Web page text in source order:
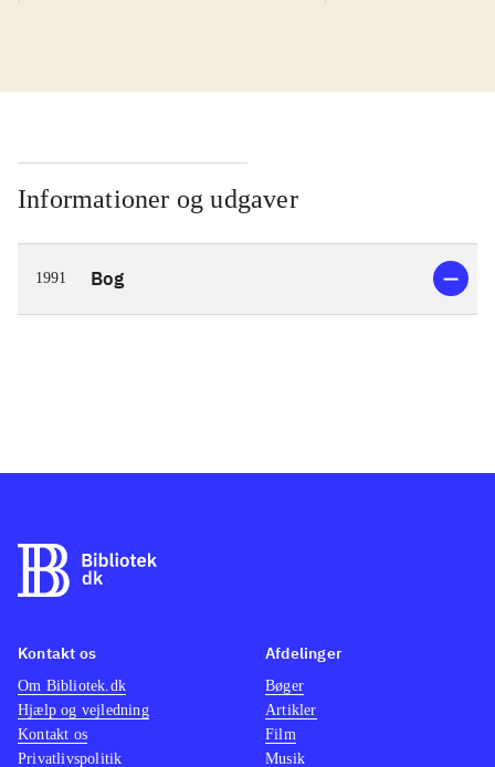
Informationer og udgaver
1991 Bog
Kontakt os
Om Bibliotek.dk
Hjælp og vejledning
Kontakt os
Privatlivspolitik
Afdelinger
Bøger
Artikler
Film
Musik